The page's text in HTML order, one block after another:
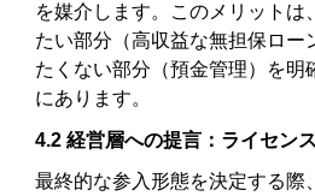
を媒介します。このメリットは
たい部分（高収益な無担保ロー
たくない部分（預金管理）を明
にあります。
4.2 経営層への提言：ライセン
最終的な参入形態を決定する際